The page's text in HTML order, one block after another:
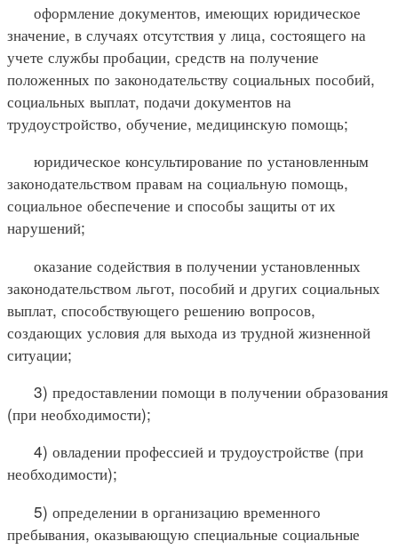
оформление документов, имеющих юридическое
значение, в случаях отсутствия у лица, состоящего на
учете службы пробации, средств на получение
положенных по законодательству социальных пособий,
социальных выплат, подачи документов на
трудоустройство, обучение, медицинскую помощь;
юридическое консультирование по установленным
законодательством правам на социальную помощь,
социальное обеспечение и способы защиты от их
нарушений;
оказание содействия в получении установленных
законодательством льгот, пособий и других социальных
выплат, способствующего решению вопросов,
создающих условия для выхода из трудной жизненной
ситуации;
3) предоставлении помощи в получении образования
(при необходимости);
4) овладении профессией и трудоустройстве (при
необходимости);
5) определении в организацию временного
пребывания, оказывающую специальные социальные